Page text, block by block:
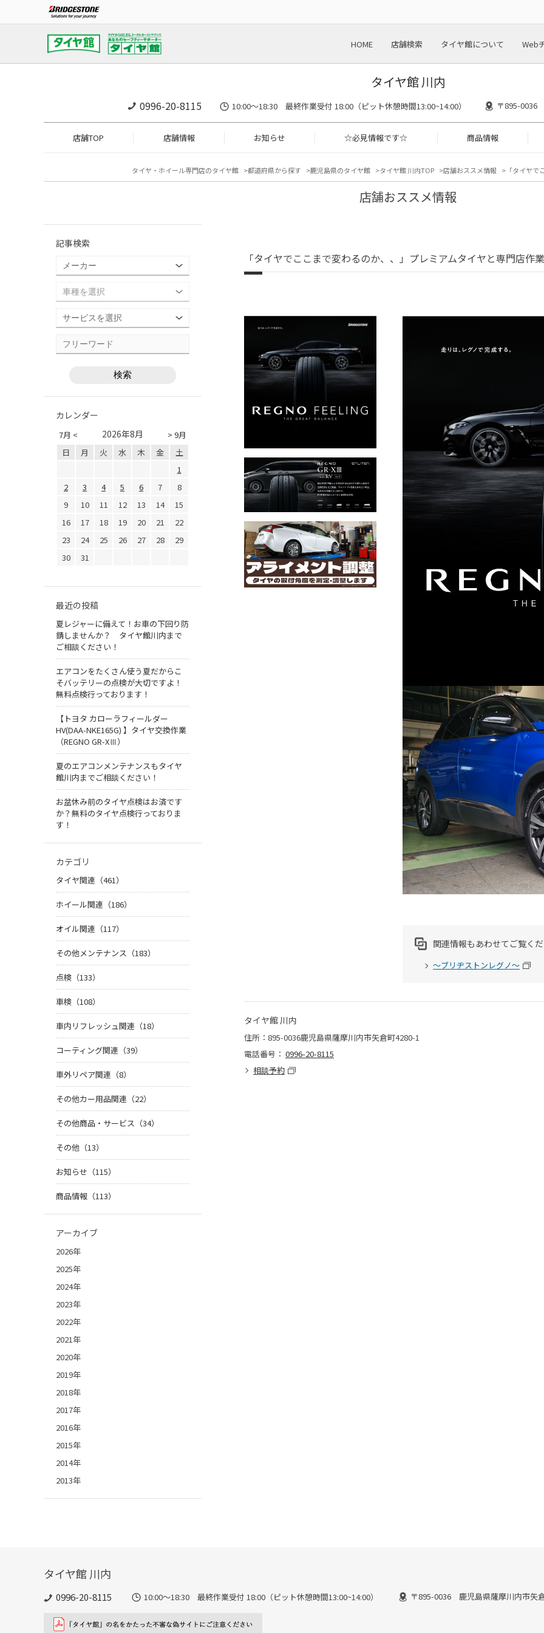
HOME 店舗検索 タイヤ館について Web
タイヤ館 川内
0996-20-8115 10:00～18:30 最終作業受付 18:00（ピット休憩時間13:00~14:00） 〒895-0036
店舗TOP 店舗情報 お知らせ ☆必見情報です☆ 商品情報
タイヤ・ホイール専門店のタイヤ館 都道府県から探す 鹿児島県のタイヤ館 タイヤ館 川内TOP 店舗おススメ情報 「タイヤ
店舗おススメ情報
「タイヤでここまで変わるのか、、」プレミアムタイヤと専門店作
関連情報もあわせてご覧く
～ブリヂストンレグノ～
タイヤ館 川内
住所：895-0036鹿児島県薩摩川内市矢倉町4280-1
電話番号： 0996-20-8115
相談予約
記事検索
カレンダー
7月 < > 9月
2026年8月
日 月 火 水 木 金
土
1
2
3 4 5 6 7
8
9
10 11 12 13 14
15
16
17 18 19 20 21
22
23
24 25 26 27 28
29
30
31
最近の投稿
夏レジャーに備えて！お車の下回り防
錆しませんか？ タイヤ館川内まで
ご相談ください！
エアコンをたくさん使う夏だからこ
そバッテリーの点検が大切ですよ！
無料点検行っております！
【トヨタ カローラフィールダー
HV(DAA-NKE165G) 】タイヤ交換作業
（REGNO GR-XⅢ）
夏のエアコンメンテナンスもタイヤ
館川内までご相談ください！
お盆休み前のタイヤ点検はお済です
か？無料のタイヤ点検行っておりま
す！
カテゴリ
タイヤ関連（461）
ホイール関連（186）
オイル関連（117）
その他メンテナンス（183）
点検（133）
車検（108）
車内リフレッシュ関連（18）
コーティング関連（39）
車外リペア関連（8）
その他カー用品関連（22）
その他商品・サービス（34）
その他（13）
お知らせ（115）
商品情報（113）
アーカイブ
2026年
2025年
2024年
2023年
2022年
2021年
2020年
2019年
2018年
2017年
2016年
2015年
2014年
2013年
タイヤ館 川内
0996-20-8115 10:00～18:30 最終作業受付 18:00（ピット休憩時間13:00~14:00） 〒895-0036 鹿児島県薩摩川内市矢